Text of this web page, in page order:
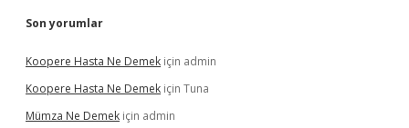
Son yorumlar
Koopere Hasta Ne Demek için admin
Koopere Hasta Ne Demek için Tuna
Mümza Ne Demek için admin